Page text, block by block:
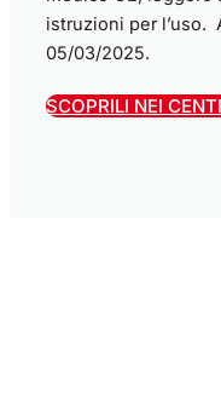
istruzioni per l’uso.
05/03/2025.
SCOPRILI NEI